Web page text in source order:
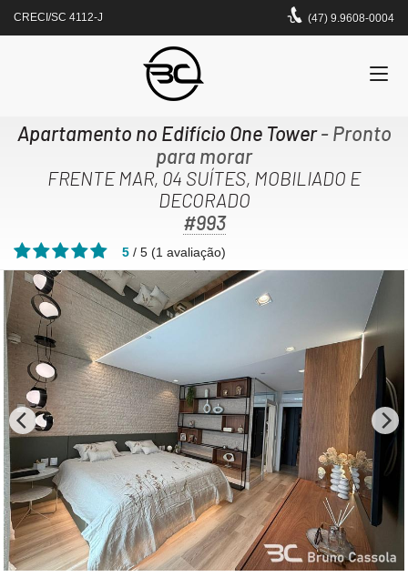
CRECI/SC 4112-J (47) 9.9608-0004
Apartamento no Edifício One Tower- Pronto
para morar
FRENTE MAR, 04 SUÍTES, MOBILIADO E
DECORADO
#993
5 / 5 (1 avaliação)